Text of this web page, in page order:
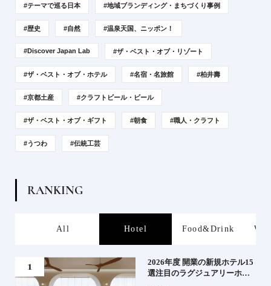
#テーマで巡る日本 #地域ブランディング・まちづくり事例
#歴史 #自然 #温泉天国、ニッポン！
#Discover Japan Lab #ザ・ベスト・オブ・リゾート
#ザ・ベスト・オブ・ホテル #名宿・名旅館 #柏井壽
#京都土産 #クラフトビール・ビール
#ザ・ベスト・オブ・ギフト #朝食 #職人・クラフト
#うつわ #伝統工芸
RANKING
All Hotel Food&Drink
2026年度 開業の新規ホテル15
選注目のラグジュアリーホテ